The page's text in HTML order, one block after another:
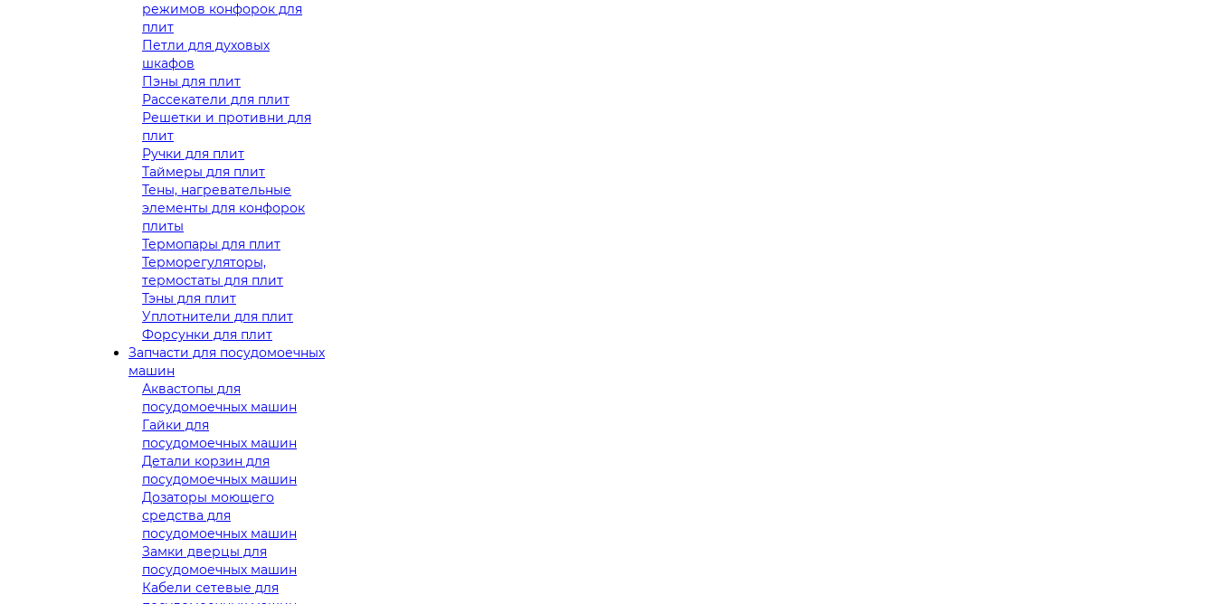
режимов конфорок для
плит
Петли для духовых
шкафов
Пэны для плит
Рассекатели для плит
Решетки и противни для
плит
Ручки для плит
Таймеры для плит
Тены, нагревательные
элементы для конфорок
плиты
Термопары для плит
Терморегуляторы,
термостаты для плит
Тэны для плит
Уплотнители для плит
Форсунки для плит
Запчасти для посудомоечных
машин
Аквастопы для
посудомоечных машин
Гайки для
посудомоечных машин
Детали корзин для
посудомоечных машин
Дозаторы моющего
средства для
посудомоечных машин
Замки дверцы для
посудомоечных машин
Кабели сетевые для